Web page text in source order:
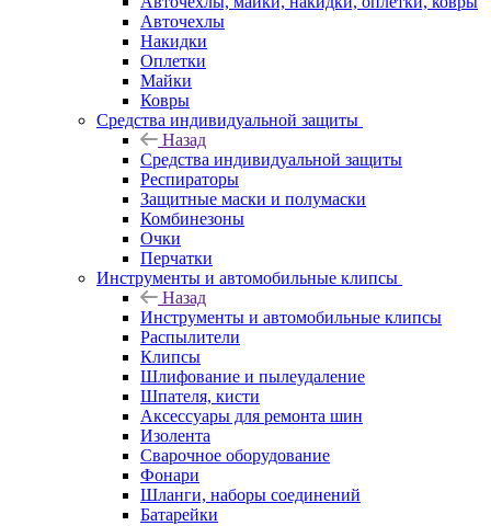
Авточехлы
Накидки
Оплетки
Майки
Ковры
Средства индивидуальной защиты
Назад
Средства индивидуальной защиты
Респираторы
Защитные маски и полумаски
Комбинезоны
Очки
Перчатки
Инструменты и автомобильные клипсы
Назад
Инструменты и автомобильные клипсы
Распылители
Клипсы
Шлифование и пылеудаление
Шпателя, кисти
Аксессуары для ремонта шин
Изолента
Сварочное оборудование
Фонари
Шланги, наборы соединений
Батарейки